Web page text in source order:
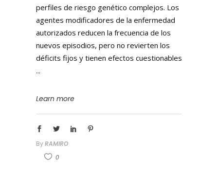
perfiles de riesgo genético complejos. Los
agentes modificadores de la enfermedad
autorizados reducen la frecuencia de los
nuevos episodios, pero no revierten los
déficits fijos y tienen efectos cuestionables
Learn more
ByRAMIRO
0